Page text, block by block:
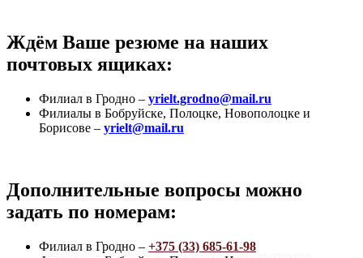
Ждём Ваше резюме на наших
почтовых ящиках:
Филиал в Гродно – yrielt.grodno@mail.ru
Филиалы в Бобруйске, Полоцке, Новополоцке и
Борисове – yrielt@mail.ru
Дополнительные вопросы можно
задать по номерам:
Филиал в Гродно – +375 (33) 685-61-98